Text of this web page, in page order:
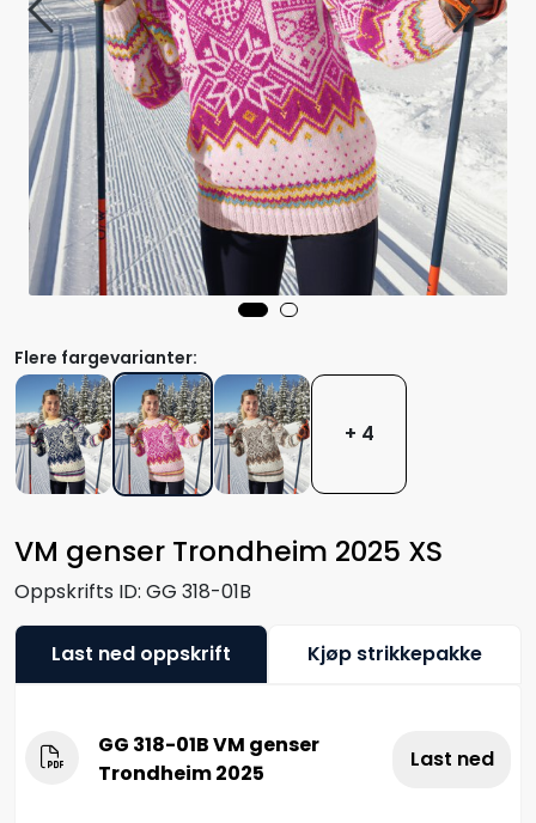
VM genser Trondheim 2025 XS
Oppskrifts ID: GG 318-01B
Flere fargevarianter:
+ 4
Last ned oppskrift Kjøp strikkepakke
GG 318-01B VM genser
Trondheim 2025
Last ned